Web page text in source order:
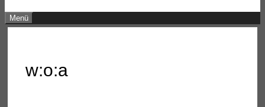
Menü
w:o:a